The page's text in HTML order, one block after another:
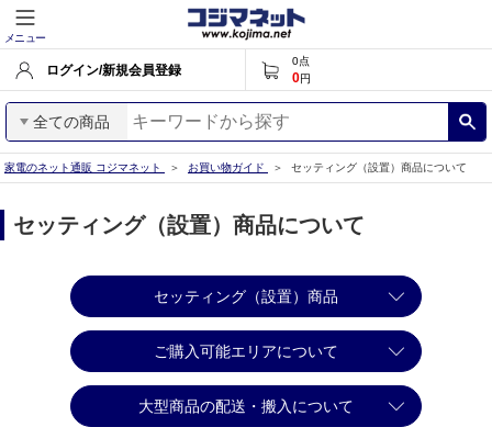
メニュー
ログイン/新規会員登録
0点
0円
全ての商品
家電のネット通販 コジマネット お買い物ガイド セッティング（設置）商品について
セッティング（設置）商品について
セッティング（設置）商品
ご購入可能エリアについて
大型商品の配送・搬入について